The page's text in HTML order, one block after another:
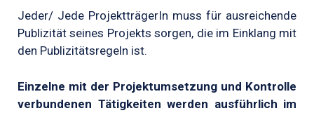
Jeder/ Jede ProjektträgerIn muss für ausreichende
Publizität seines Projekts sorgen, die im Einklang mit
den Publizitätsregeln ist.
Einzelne mit der Projektumsetzung und Kontrolle
verbundenen Tätigkeiten werden ausführlich im